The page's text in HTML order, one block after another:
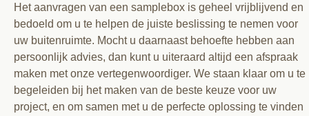
Het aanvragen van een samplebox is geheel vrijblijvend en
bedoeld om u te helpen de juiste beslissing te nemen voor
uw buitenruimte. Mocht u daarnaast behoefte hebben aan
persoonlijk advies, dan kunt u uiteraard altijd een afspraak
maken met onze vertegenwoordiger. We staan klaar om u te
begeleiden bij het maken van de beste keuze voor uw
project, en om samen met u de perfecte oplossing te vinden